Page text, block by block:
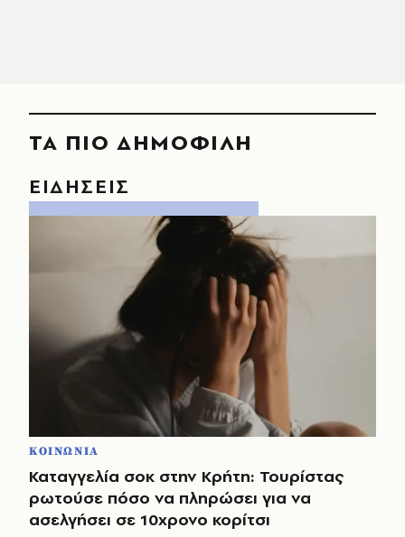
ΤΑ ΠΙΟ ΔΗΜΟΦΙΛΗ
ΕΙΔΗΣΕΙΣ
ΚΟΙΝΩΝΙΑ
Καταγγελία σοκ στην Κρήτη: Τουρίστας
ρωτούσε πόσο να πληρώσει για να
ασελγήσει σε 10χρονο κορίτσι